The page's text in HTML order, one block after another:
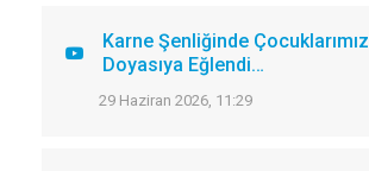
Karne Şenliğinde Çocuklarımız
Doyasıya Eğlendi…
29 Haziran 2026, 11:29